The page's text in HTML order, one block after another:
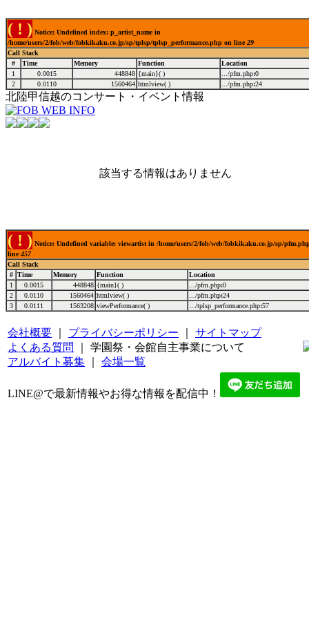
( ! ) Notice: Undefined index: p_artist_name in
/home/users/2/fob/web/fobkikaku.co.jp/sp/tplsp/tplsp_performance.php on line29
Call Stack
#
Time Memory Function
Location
1
0.0015 448848 {main}( ) .../pfm.php:0
2
0.0110 1560464 htmlview( ) .../pfm.php:24
北陸甲信越のコンサート・イベント情報
該当する情報はありません
( ! ) Notice: Undefined variable: viewartist in /home/users/2/fob/web/fobkikaku.co.jp/sp/
line457
Call Stack
# Time Memory Function
Location
1
0.0015 448848 {main}( ) .../pfm.php:0
2
0.0110 1560464 htmlview( ) .../pfm.php:24
3
0.0111 1563208 viewPerformance( ) .../tplsp_performance.php:57
会社概要 プライバシーポリシー
サイトマップ
よくある質問
｜ 学園祭・会館自主事業について
アルバイト募集
会場一覧
LINE@で最新情報やお得な情報を配信中！